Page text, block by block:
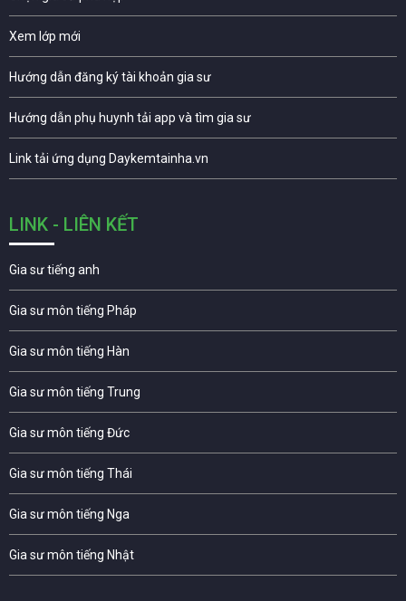
Xem lớp mới
Hướng dẫn đăng ký tài khoản gia sư
Hướng dẫn phụ huynh tải app và tìm gia sư
Link tải ứng dụng Daykemtainha.vn
LINK - LIÊN KẾT
Gia sư tiếng anh
Gia sư môn tiếng Pháp
Gia sư môn tiếng Hàn
Gia sư môn tiếng Trung
Gia sư môn tiếng Đức
Gia sư môn tiếng Thái
Gia sư môn tiếng Nga
Gia sư môn tiếng Nhật